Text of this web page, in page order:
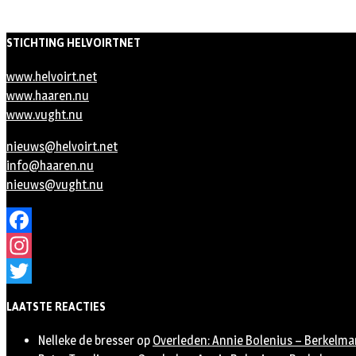
STICHTING HELVOIRTNET
www.helvoirt.net
www.haaren.nu
www.vught.nu
nieuws@helvoirt.net
info@haaren.nu
nieuws@vught.nu
Facebook
Instagram
LAATSTE REACTIES
Nelleke de bresser op Overleden: Annie Bolenius –